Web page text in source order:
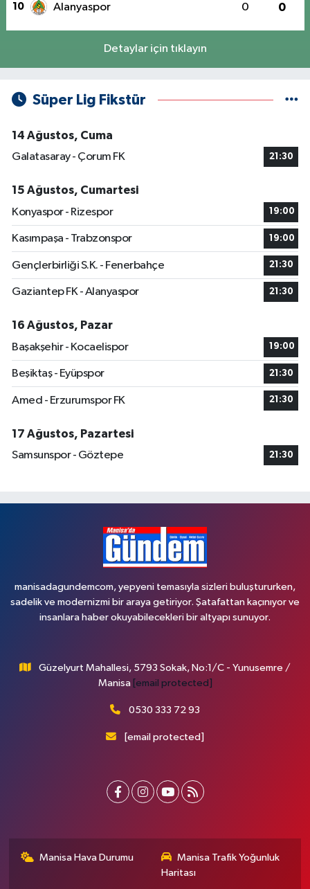
10 Alanyaspor 0 0
Detaylar için tıklayın
Süper Lig Fikstür
14 Ağustos, Cuma
Galatasaray - Çorum FK
21:30
15 Ağustos, Cumartesi
Konyaspor - Rizespor
19:00
Kasımpaşa - Trabzonspor 19:00
Gençlerbirliği S.K. - Fenerbahçe 21:30
Gaziantep FK - Alanyaspor 21:30
16 Ağustos, Pazar
Başakşehir - Kocaelispor
19:00
Beşiktaş - Eyüpspor 21:30
Amed - Erzurumspor FK 21:30
17 Ağustos, Pazartesi
Samsunspor - Göztepe
21:30
manisadagundemcom, yepyeni temasıyla sizleri buluştururken,
sadelik ve modernizmi bir araya getiriyor. Şatafattan kaçınıyor ve
insanlara haber okuyabilecekleri bir altyapı sunuyor.
Güzelyurt Mahallesi, 5793 Sokak, No:1/C - Yunusemre /
Manisa [email protected]
0530 333 72 93
[email protected]
Manisa Hava Durumu
Manisa Trafik Yoğunluk
Haritası